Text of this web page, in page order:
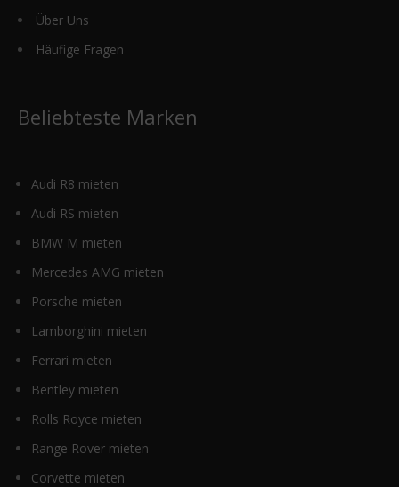
Über Uns
Häufige Fragen
Beliebteste Marken
Audi R8 mieten
Audi RS mieten
BMW M mieten
Mercedes AMG mieten
Porsche mieten
Lamborghini mieten
Ferrari mieten
Bentley mieten
Rolls Royce mieten
Range Rover mieten
Corvette mieten